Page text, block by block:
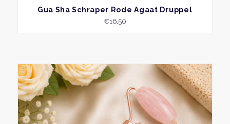
BEKIJK
Gua Sha Schraper Rode Agaat Druppel
€16,50